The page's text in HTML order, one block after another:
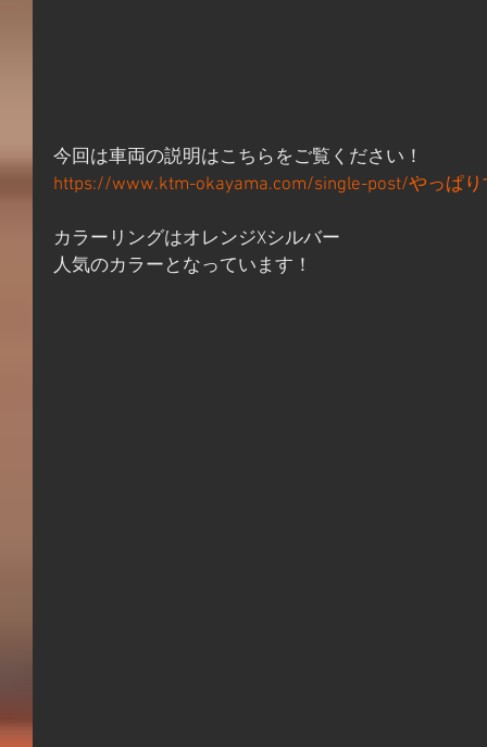
今回は車両の説明はこちらをご覧ください！
https://www.ktm-okayama.com/single-post/やっぱ
カラーリングはオレンジXシルバー
人気のカラーとなっています！